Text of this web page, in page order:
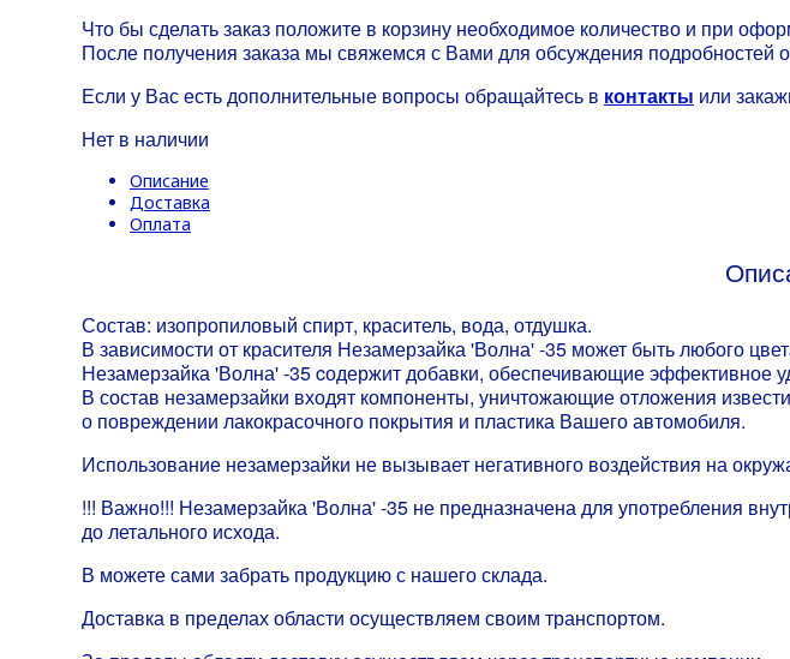
Что бы сделать заказ положите в корзину необходимое количество и при
После получения заказа мы свяжемся с Вами для обсуждения подробностей
Если у Вас есть дополнительные вопросы обращайтесь в контакты или
Нет в наличии
Описание
Доставка
Оплата
Состав: изопропиловый спирт, краситель, вода, отдушка.
В зависимости от красителя Незамерзайка 'Волна' -35 может быть любого
Незамерзайка 'Волна' -35 cодержит добавки, обеспечивающие эффективное
В состав незамерзайки входят компоненты, уничтожающие отложения
о повреждении лакокрасочного покрытия и пластика Вашего автомобиля.
Использование незамерзайки не вызывает негативного воздействия на
!!! Важно!!! Незамерзайка 'Волна' -35 не предназначена для употребления
до летального исхода.
В можете сами забрать продукцию с нашего склада.
Доставка в пределах области осуществляем своим транспортом.